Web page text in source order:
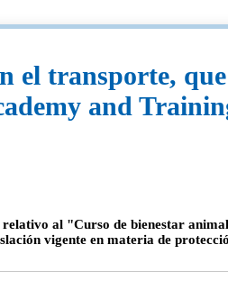
el transporte,
and
al "Curso de bienestar
vigente en materia de